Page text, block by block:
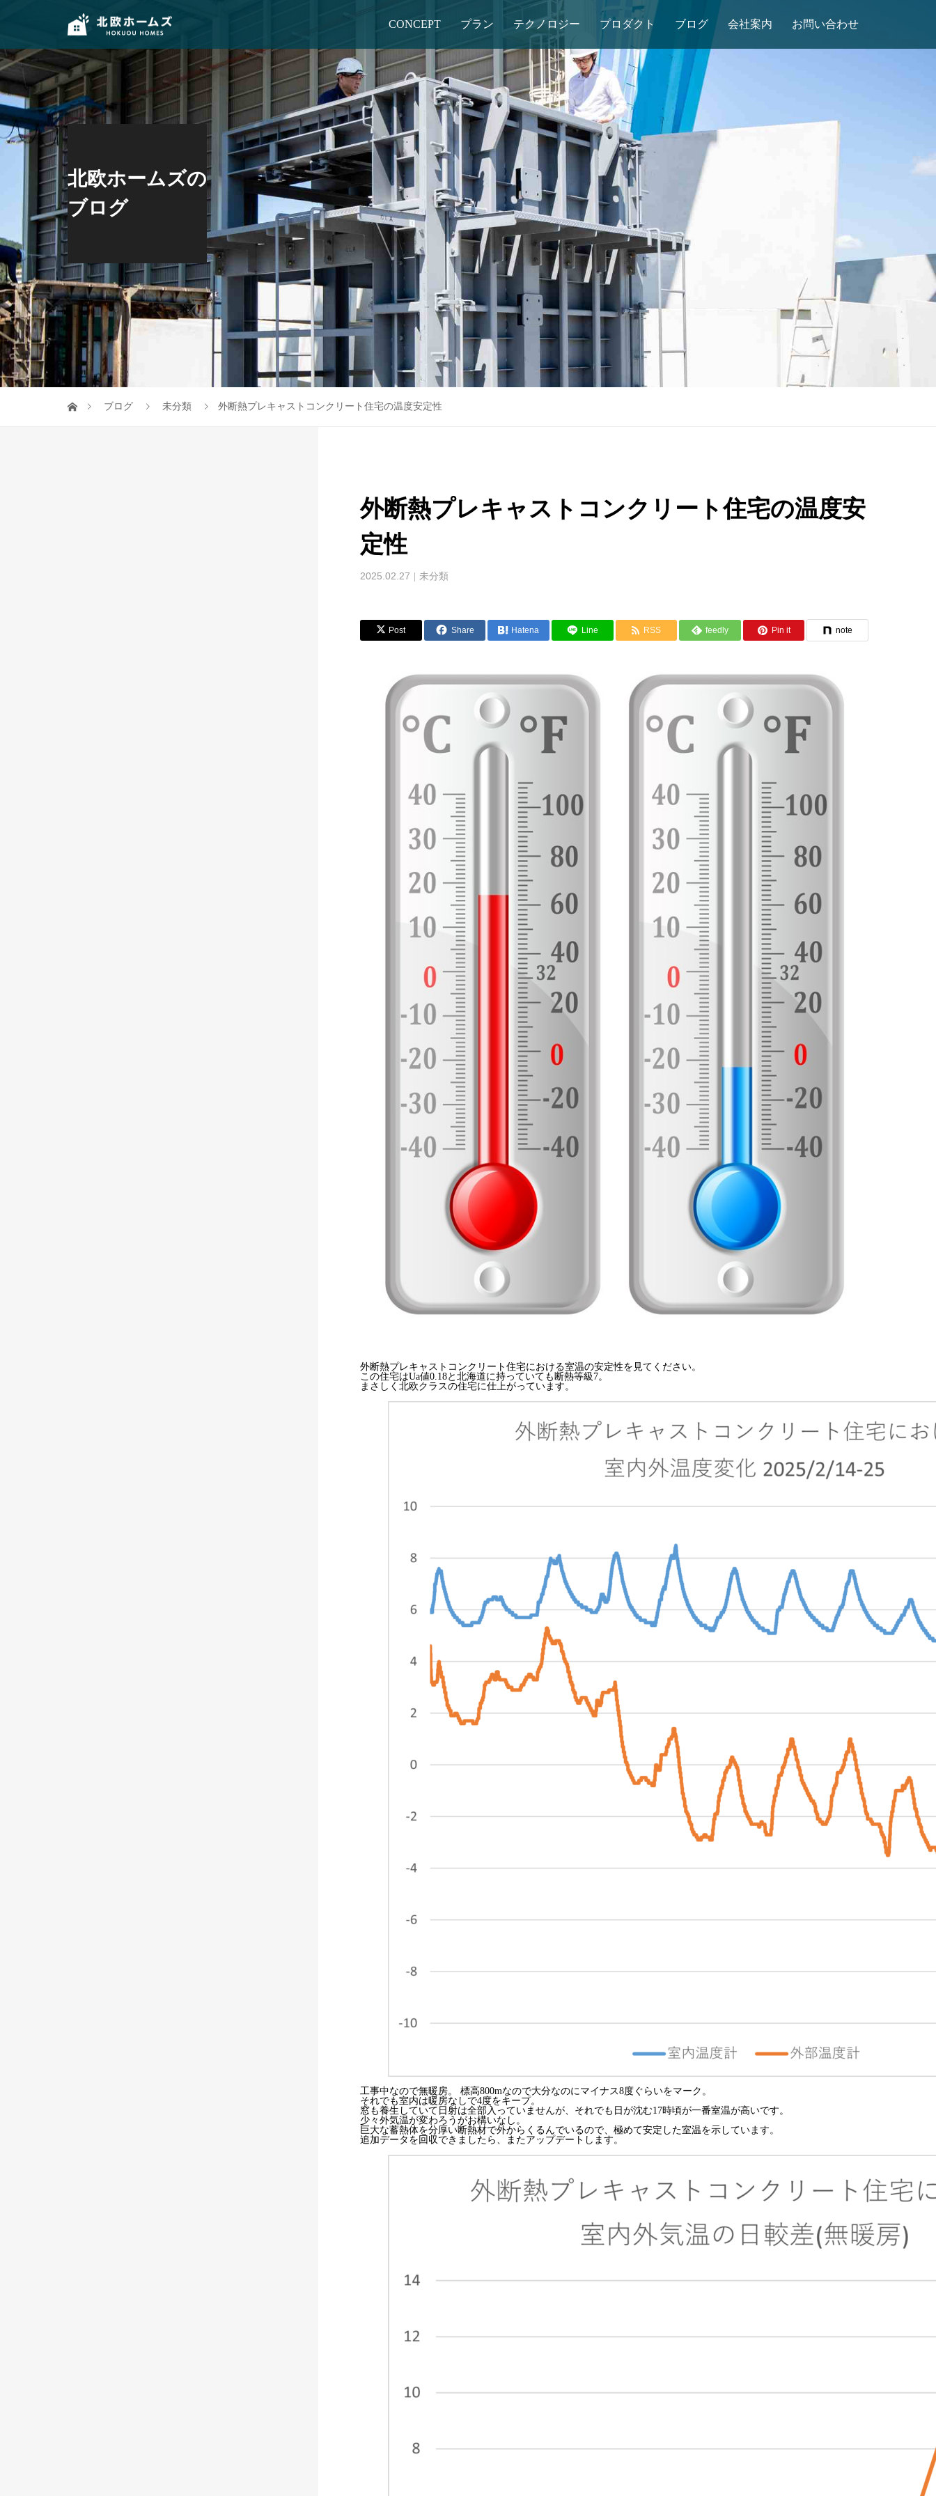
CONCEPT プラン テクノロジー プロダクト ブログ 会社案内 お問い合わせ
北欧ホームズの
ブログ
ブログ 未分類 外断熱プレキャストコンクリート住宅の温度安定性
外断熱プレキャストコンクリート住宅の温度安
定性
2025.02.27 未分類
Post Share Hatena Line RSS feedly Pin it note
外断熱プレキャストコンクリート住宅における室温の安定性を見てください。
この住宅はUa値0.18と北海道に持っていても断熱等級7。
まさしく北欧クラスの住宅に仕上がっています。
工事中なので無暖房。 標高800mなので大分なのにマイナス8度ぐらいをマーク。
それでも室内は暖房なしで4度をキープ。
窓も養生していて日射は全部入っていませんが、それでも日が沈む17時頃が一番室温が高いです。
少々外気温が変わろうがお構いなし。
巨大な蓄熱体を分厚い断熱材で外からくるんでいるので、極めて安定した室温を示しています。
追加データを回収できましたら、またアップデートします。